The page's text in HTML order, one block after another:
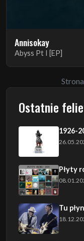
Annisokay
Abyss Pt I [EP]
Ostatnie
1926-
Płyty
Tu